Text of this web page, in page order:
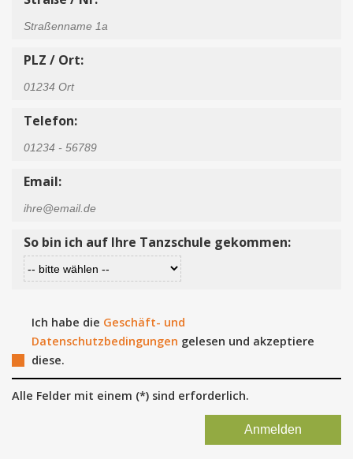
PLZ / Ort:
Telefon:
Email:
So bin ich auf Ihre Tanzschule gekommen:
Ich habe die Geschäft- und
Datenschutzbedingungen gelesen und akzeptiere
diese.
Alle Felder mit einem (*) sind erforderlich.